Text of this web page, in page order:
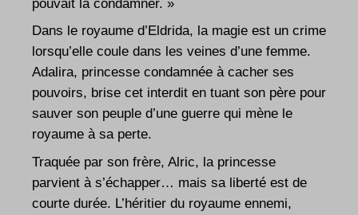
pouvait la condamner. »
Dans le royaume d’Eldrida, la magie est un crime
lorsqu’elle coule dans les veines d’une femme.
Adalira, princesse condamnée à cacher ses
pouvoirs, brise cet interdit en tuant son père pour
sauver son peuple d’une guerre qui mène le
royaume à sa perte.
Traquée par son frère, Alric, la princesse
parvient à s’échapper… mais sa liberté est de
courte durée. L’héritier du royaume ennemi,